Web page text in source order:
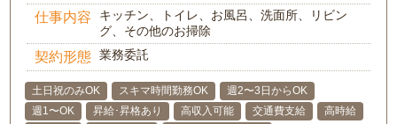
仕事内容
キッチン、トイレ、お風呂、洗面所、リビン
グ、その他のお掃除
契約形態 業務委託
土日祝のみOK スキマ時間勤務OK
週2〜3日からOK
週1〜OK
昇給･昇格あり 高収入可能 交通費支給
高時給